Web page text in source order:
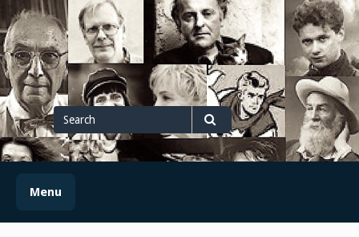
Skip
to
content
Search
for
Search
Menu